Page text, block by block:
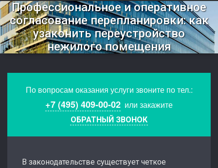
Профессиональное и оперативное
согласование перепланировки: как
узаконить переустройство
нежилого помещения
По вопросам оказания услуги звоните по тел.:
+7 (495) 409-00-02 или закажите
ОБРАТНЫЙ ЗВОНОК
В законодательстве существует четкое